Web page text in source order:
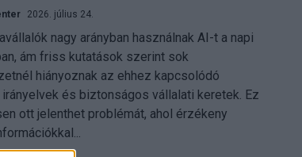
2026. július 24.
nagy arányban használnak AI-t a napi
ám friss kutatások szerint sok
hiányoznak az ehhez kapcsolódó
és biztonságos vállalati keretek. Ez
ott jelenthet problémát, ahol érzékeny